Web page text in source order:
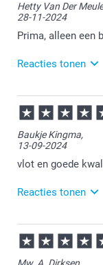
Hetty Van Der
28-11-2024
Prima, alleen een
Reacties tonen
29-11-2024
14:07
Vervelend
gedrukt.
eens een
graag even
Baukje Kingma,
13-09-2024
vlot en goede
Reacties tonen
16-09-2024
14:51
Bedankt